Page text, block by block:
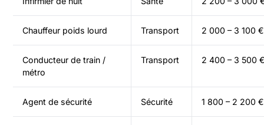
Chauffeur poids lourd Transport 2 000 – 3 100 €
Conducteur de train /
métro
Transport 2 400 – 3 500
Agent de sécurité Sécurité 1 800 – 2 200 €